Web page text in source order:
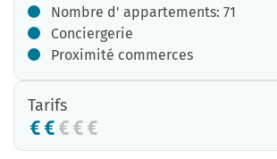
Nombre d' appartements: 71
Conciergerie
Proximité commerces
Tarifs